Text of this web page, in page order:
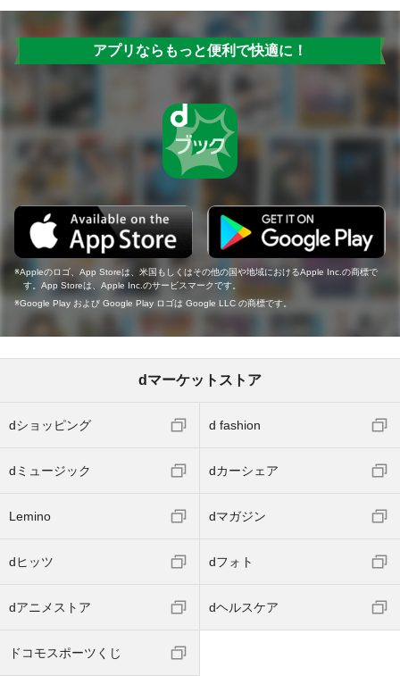
アプリならもっと便利で快適に！
Appleのロゴ、App Storeは、米国もしくはその他の国や地域におけるApple Inc.の商標で
す。App Storeは、Apple Inc.のサービスマークです。
Google Play および Google Play ロゴは Google LLC の商標です。
dマーケットストア
dショッピング d fashion
dミュージック dカーシェア
Lemino dマガジン
dヒッツ dフォト
dアニメストア dヘルスケア
ドコモスポーツくじ